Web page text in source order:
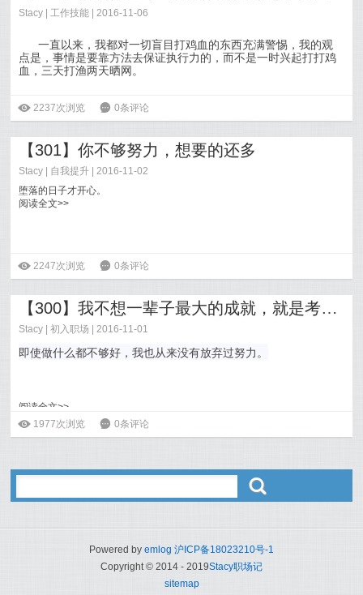
Stacy |工作技能 | 2016-11-06
一直以来，我都对一切盲目打鸡血的东西充满警惕，我的观
点是，事情是要靠方法去保证执行力的，而不是一时兴起打打鸡
血，三天打渔两天晒网。
ė 2237次浏览 6 0条评论
【301】你不够努力，想要的还多
Stacy 自我提升 | 2016-11-02
堕落的日子才开心。
阅读全文>>
ė 2247次浏览 6 0条评论
【300】我不想一辈子最大的成就，就是考上了名校
Stacy |初入职场 | 2016-11-01
即使做什么都不够好，我也从来没有放弃过努力。
阅读全文>>
ė 1977次浏览 6 0条评论
ő
Powered by emlog 沪ICP备18023210号-1
Copyright © 2014 - 2019Stacy职场记
sitemap